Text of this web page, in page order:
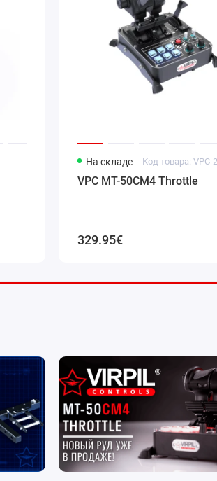
Код товара: VPC-115-001
На складе Код товара: VPC-
VPC MT-50CM4 Throttle
329.95€